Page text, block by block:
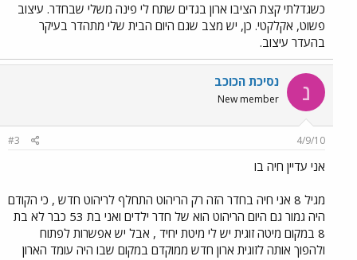
כשגדלתי קצת הציבו ארון בגדים שתח לי פינה משלי שבחדר. עיצוב
פשוט, אקלקטי. כן, יש מצב שגם היום הבית שלי מתהדר בעיקר
בהעדר עיצוב.
נ נסיכת הכוכב
New member
4/9/10
#3
אני עדיין חיה בו
מגיל 8 אני חיה בחדר הזה רק הריהוט התחלף לריהוט חדש , כי הקודם
היה גמור גם היום הריהוט הוא של חדר ילדים ואני בת 53 כבר לא בת
8 במקום מיטה זוגית יש לי מיטת יחיד , אבל יש אפשרות לפתוח
ולהפוך אותה לזוגית ארון חדש ממוקדם במקום שבו היה עומד הארון